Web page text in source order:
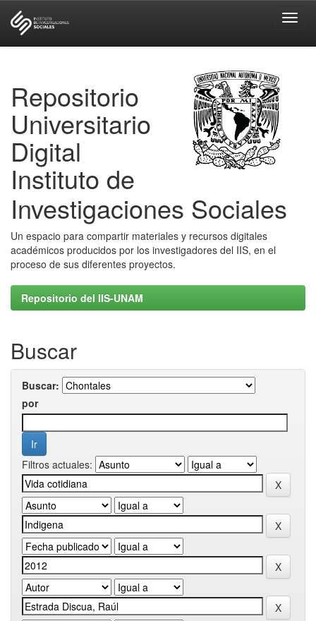
Repositorio
Universitario
Digital
Instituto de
Investigaciones Sociales
Un espacio para compartir materiales y recursos digitales
académicos producidos por los investigadores del IIS, en el
proceso de sus diferentes proyectos.
Repositorio del IIS-UNAM
Buscar
Buscar:
por
Filtros actuales: